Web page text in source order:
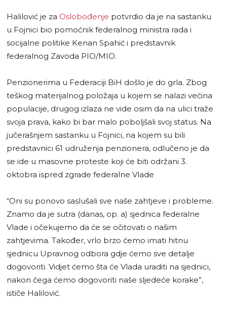
Halilović je za Oslobođenje potvrdio da je na sastanku
u Fojnici bio pomoćnik federalnog ministra rada i
socijalne politike Kenan Spahić i predstavnik
federalnog Zavoda PIO/MIO.
Penzionerima u Federaciji BiH došlo je do grla. Zbog
teškog materijalnog položaja u kojem se nalazi većina
populacije, drugog izlaza ne vide osim da na ulici traže
svoja prava, kako bi bar malo poboljšali svoj status. Na
jučerašnjem sastanku u Fojnici, na kojem su bili
predstavnici 61 udruženja penzionera, odlučeno je da
se ide u masovne proteste koji će biti održani 3.
oktobra ispred zgrade federalne Vlade
“Oni su ponovo saslušali sve naše zahtjeve i probleme.
Znamo da je sutra (danas, op. a) sjednica federalne
Vlade i očekujemo da će se očitovati o našim
zahtjevima. Također, vrlo brzo ćemo imati hitnu
sjednicu Upravnog odbora gdje ćemo sve detalje
dogovoriti. Vidjet ćemo šta će Vlada uraditi na sjednici,
nakon čega ćemo dogovoriti naše sljedeće korake”,
ističe Halilović.